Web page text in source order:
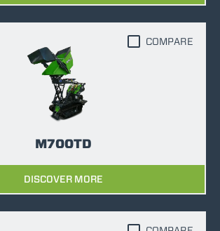
M700TD
DISCOVER MORE
COMPARE